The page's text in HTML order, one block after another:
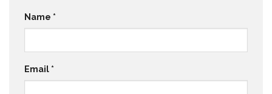
Name *
Email *